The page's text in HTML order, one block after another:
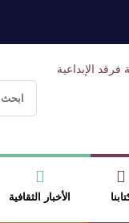
وسلطة الجائزة
الأخبار الثقافية